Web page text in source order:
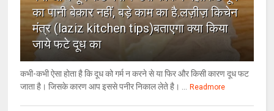
का पानी बेकार नहीं, बड़े काम का है.लज़ीज़ किचेन
मंत्र (laziz kitchen tips)बताएगा क्या किया
जाये फटे दूध का
कभी-कभी ऐसा होता है कि दूध को गर्म न करने से या फिर और किसी कारण दूध फट
जाता है। जिसके कारण आप इससे पनीर निकाल लेते है। ...
Readmore